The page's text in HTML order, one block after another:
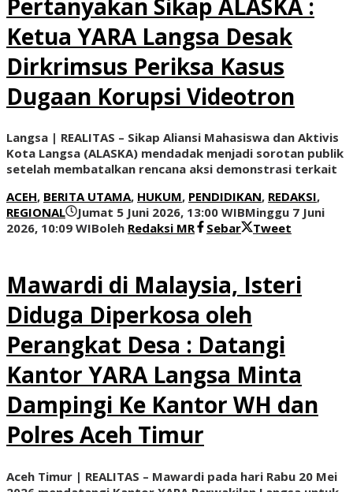
Pertanyakan Sikap ALASKA :
Ketua YARA Langsa Desak
Dirkrimsus Periksa Kasus
Dugaan Korupsi Videotron
‎‎Langsa | REALITAS – Sikap Aliansi Mahasiswa dan Aktivis
Kota Langsa (ALASKA) mendadak menjadi sorotan publik
setelah membatalkan rencana aksi demonstrasi terkait
ACEH, BERITA UTAMA, HUKUM, PENDIDIKAN, REDAKSI,
REGIONAL
Jumat 5 Juni 2026, 13:00 WIBMinggu 7 Juni
2026, 10:09 WIBoleh Redaksi MR Sebar Tweet
Mawardi di Malaysia, Isteri
Diduga Diperkosa oleh
Perangkat Desa : Datangi
Kantor YARA Langsa Minta
Dampingi Ke Kantor WH dan
Polres Aceh Timur
Aceh Timur | REALITAS – Mawardi pada hari Rabu 20 Mei